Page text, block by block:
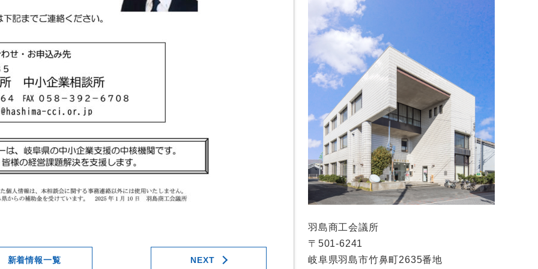
NEXT
新着情報一覧
羽島商工会議所
〒501-6241
岐阜県羽島市竹鼻町2635番地